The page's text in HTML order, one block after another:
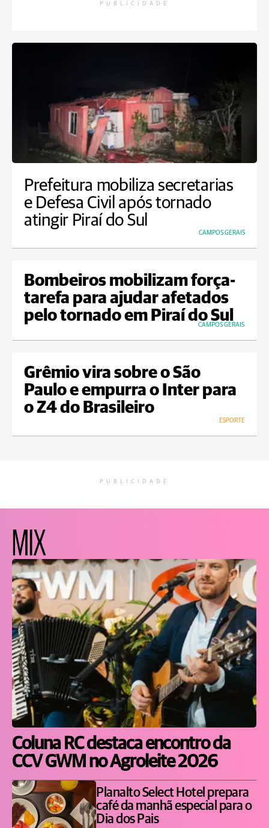
PUBLICIDADE
Prefeitura mobiliza secretarias
e Defesa Civil após tornado
atingir Piraí do Sul
CAMPOS GERAIS
Bombeiros mobilizam força-
tarefa para ajudar afetados
pelo tornado em Piraí do Sul
CAMPOS GERAIS
Grêmio vira sobre o São
Paulo e empurra o Inter para
o Z4 do Brasileiro
ESPORTE
PUBLICIDADE
MIX
Coluna RC destaca encontro da
CCV GWM no Agroleite 2026
Planalto Select Hotel prepara
café da manhã especial para o
Dia dos Pais